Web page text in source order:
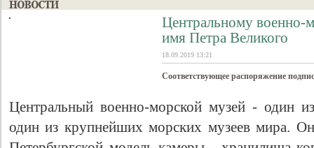
Центральному военно-
имя Петра Великого
18.09.2019 13:21
Соответствующее распоряжение
Центральный военно-морской музей - один
один из крупнейших морских музеев мира.